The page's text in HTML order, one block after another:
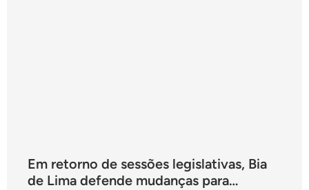
Em retorno de sessões legislativas, Bia
de Lima defende mudanças para